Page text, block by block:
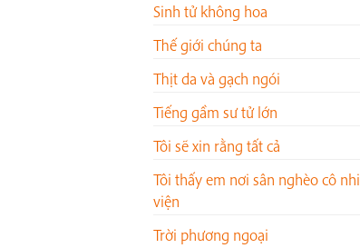
Sinh tử không hoa
Thế giới chúng ta
Thịt da và gạch ngói
Tiếng gầm sư tử lớn
Tôi sẽ xin rằng tất cả
Tôi thấy em nơi sân nghèo cô nhi
viện
Trời phương ngoại